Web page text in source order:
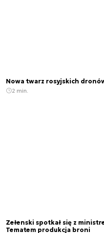
Nowa twarz rosyjskich
2 min.
Zełenski spotkał się z
Tematem produkcja broni